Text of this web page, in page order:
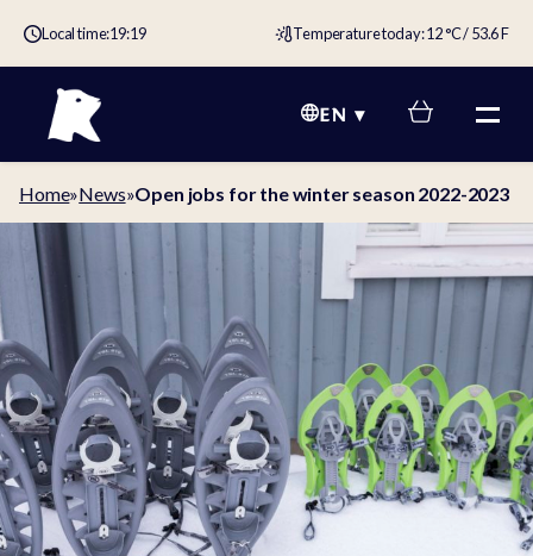
Local time:19:19 Temperature today: 12 °C / 53.6 F
EN
Home»News»Open jobs for the winter season 2022-2023
02.08.2022